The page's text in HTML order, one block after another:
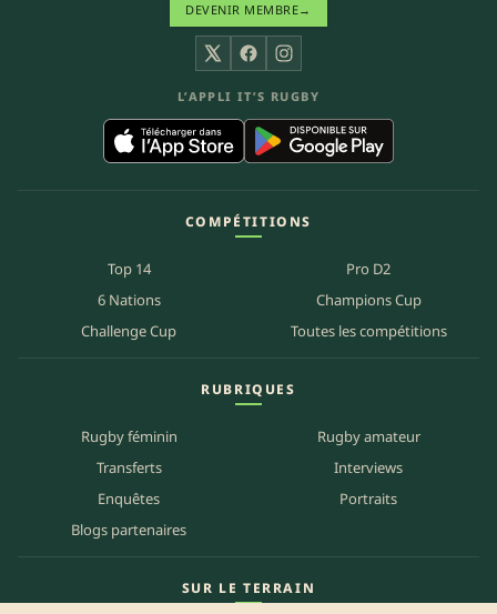
DEVENIR MEMBRE→
X FacebookInstagram
L’APPLI IT’S RUGBY
COMPÉTITIONS
Top 14
Pro D2
6 Nations
Champions Cup
Challenge Cup
Toutes les compétitions
RUBRIQUES
Rugby féminin
Rugby amateur
Transferts
Interviews
Enquêtes
Portraits
Blogs partenaires
SUR LE TERRAIN